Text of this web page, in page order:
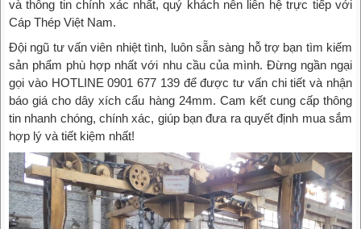
và thông tin chính xác nhất, quý khách nên liên hệ trực tiếp với
Cáp Thép Việt Nam.
Đội ngũ tư vấn viên nhiệt tình, luôn sẵn sàng hỗ trợ bạn tìm kiếm
sản phẩm phù hợp nhất với nhu cầu của mình. Đừng ngần ngại
gọi vào HOTLINE 0901 677 139 để được tư vấn chi tiết và nhận
báo giá cho dây xích cẩu hàng 24mm. Cam kết cung cấp thông
tin nhanh chóng, chính xác, giúp bạn đưa ra quyết định mua sắm
hợp lý và tiết kiệm nhất!